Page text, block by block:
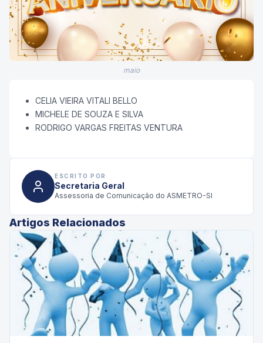
maio
CELIA VIEIRA VITALI BELLO
MICHELE DE SOUZA E SILVA
RODRIGO VARGAS FREITAS VENTURA
ESCRITO POR
Secretaria Geral
Assessoria de Comunicação do ASMETRO-SI
Artigos Relacionados